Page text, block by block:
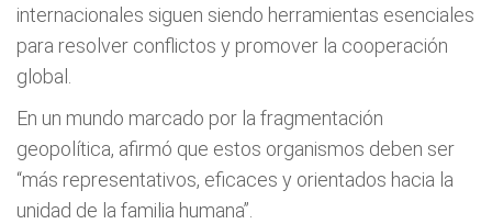
internacionales siguen siendo herramientas esenciales
para resolver conflictos y promover la cooperación
global.
En un mundo marcado por la fragmentación
geopolítica, afirmó que estos organismos deben ser
“más representativos, eficaces y orientados hacia la
unidad de la familia humana”.